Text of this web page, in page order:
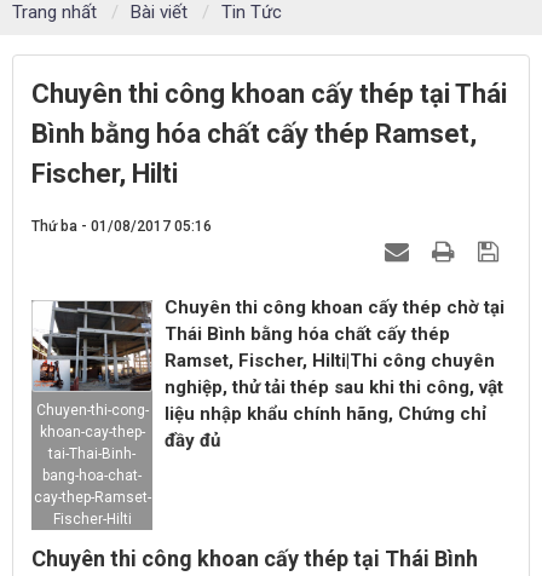
Trang nhất Bài viết Tin Tức
Chuyên thi công khoan cấy thép tại Thái
Bình bằng hóa chất cấy thép Ramset,
Fischer, Hilti
Thứ ba - 01/08/2017 05:16
Chuyen-thi-cong-
khoan-cay-thep-
tai-Thai-Binh-
bang-hoa-chat-
cay-thep-Ramset-
Fischer-Hilti
Chuyên thi công khoan cấy thép chờ tại
Thái Bình bằng hóa chất cấy thép
Ramset, Fischer, Hilti|Thi công chuyên
nghiệp, thử tải thép sau khi thi công, vật
liệu nhập khẩu chính hãng, Chứng chỉ
đầy đủ
Chuyên thi công khoan cấy thép tại Thái Bình